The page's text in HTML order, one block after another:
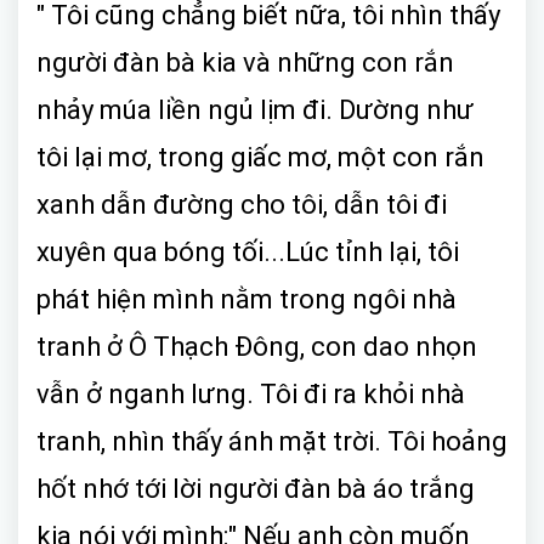
" Tôi cũng chẳng biết nữa, tôi nhìn thấy
người đàn bà kia và những con rắn
nhảy múa liền ngủ lịm đi. Dường như
tôi lại mơ, trong giấc mơ, một con rắn
xanh dẫn đường cho tôi, dẫn tôi đi
xuyên qua bóng tối...Lúc tỉnh lại, tôi
phát hiện mình nằm trong ngôi nhà
tranh ở Ô Thạch Đông, con dao nhọn
vẫn ở nganh lưng. Tôi đi ra khỏi nhà
tranh, nhìn thấy ánh mặt trời. Tôi hoảng
hốt nhớ tới lời người đàn bà áo trắng
kia nói với mình:" Nếu anh còn muốn